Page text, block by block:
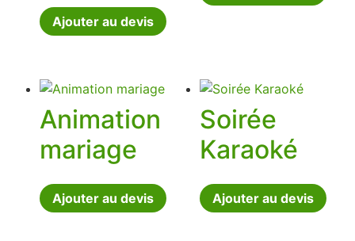
Ajouter au devis
Animation
mariage
Ajouter au devis
Soirée
Karaoké
Ajouter au devis